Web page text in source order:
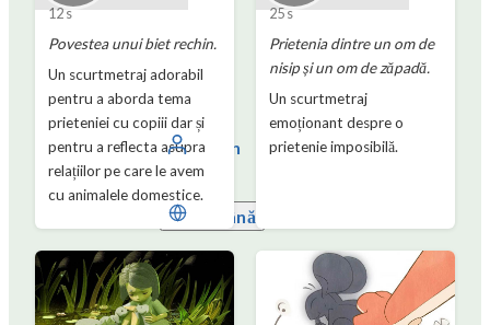
Log in
Română
12 s
Povestea unui biet rechin.
Un scurtmetraj adorabil
pentru a aborda tema
prieteniei cu copiii dar și
pentru a reflecta asupra
relațiilor pe care le avem
cu animalele domestice.
25 s
Prietenia dintre un om de
nisip și un om de zăpadă.
Un scurtmetraj
emoționant despre o
prietenie imposibilă.